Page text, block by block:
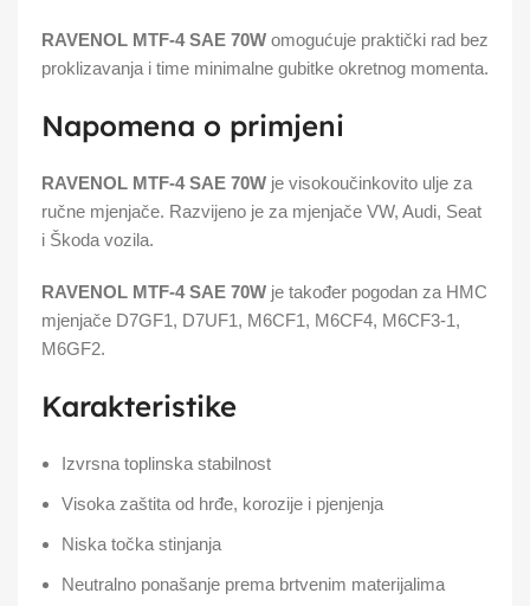
RAVENOL MTF-4 SAE 70W omogućuje praktički rad bez
proklizavanja i time minimalne gubitke okretnog momenta.
Napomena o primjeni
RAVENOL MTF-4 SAE 70W je visokoučinkovito ulje za
ručne mjenjače. Razvijeno je za mjenjače VW, Audi, Seat
i Škoda vozila.
RAVENOL MTF-4 SAE 70W je također pogodan za HMC
mjenjače D7GF1, D7UF1, M6CF1, M6CF4, M6CF3-1,
M6GF2.
Karakteristike
Izvrsna toplinska stabilnost
Visoka zaštita od hrđe, korozije i pjenjenja
Niska točka stinjanja
Neutralno ponašanje prema brtvenim materijalima